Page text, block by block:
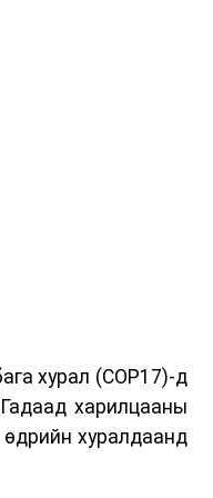
хурал (COP17)-д
харилцааны
хуралдаанд